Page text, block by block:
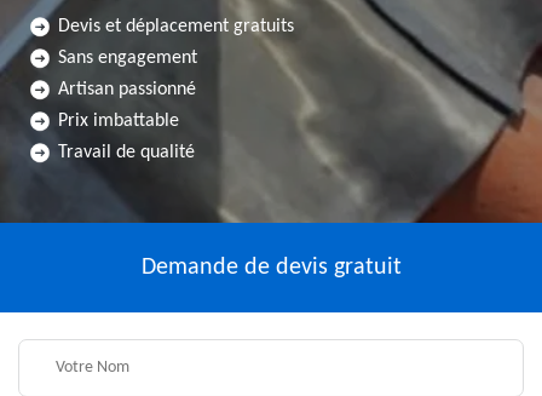
Devis et déplacement gratuits
Sans engagement
Artisan passionné
Prix imbattable
Travail de qualité
Demande de devis gratuit